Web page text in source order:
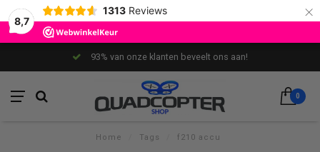
8,7
1313 Reviews ×
93% van onze klanten beveelt ons aan!
0
Home Tags f210 accu